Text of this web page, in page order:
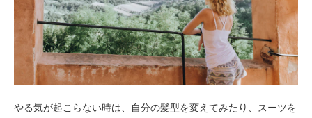
やる気が起こらない時は、自分の髪型を変えてみたり、スーツを